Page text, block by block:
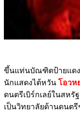
ขึ้นแท่นบัณฑิตป้ายแดง
นักแสดงไต้หวัน โอวห
ดนตรีเบิร์กเลย์ในสหรัฐ
เป็นวิทยาลัยด้านดนต